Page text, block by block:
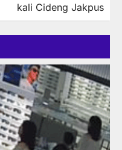
kali Cideng Jakpus